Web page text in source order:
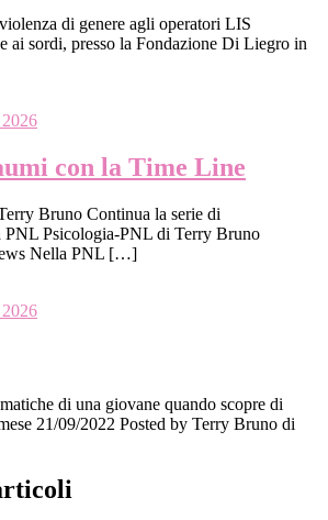
di genere agli operatori LIS
ai sordi, presso la Fondazione Di Liegro in
con la Time Line
Bruno Continua la serie di
PNL Psicologia-PNL di Terry Bruno
Nella PNL […]
di una giovane quando scopre di
21/09/2022 Posted by Terry Bruno di